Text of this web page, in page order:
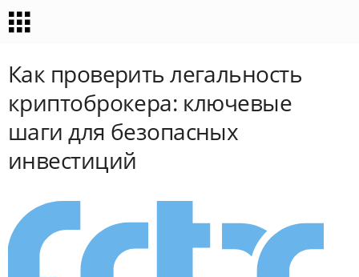
Как проверить легальность
криптоброкера: ключевые
шаги для безопасных
инвестиций